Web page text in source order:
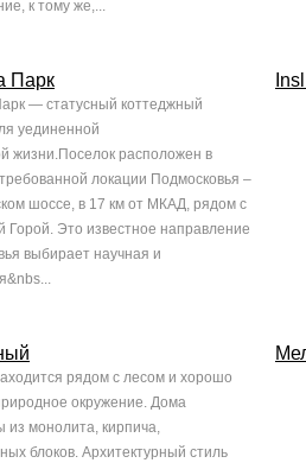
к тому же,...
Парк
— статусный коттеджный
уединенной
жизни.Поселок расположен в
локации Подмосковья –
шоссе, в 17 км от МКАД, рядом с
Горой. Это известное направление
выбирает научная и
рядом с лесом и хорошо
окружение. Дома
из монолита, кирпича,
блоков. Архитектурный стиль